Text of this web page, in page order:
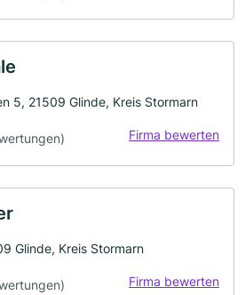
5, 21509 Glinde, Kreis Stormarn
Firma bewerten
Glinde, Kreis Stormarn
Firma bewerten